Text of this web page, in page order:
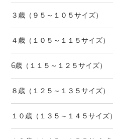
３歳（９５～１０５サイズ）
４歳（１０５～１１５サイズ）
6歳（１１５～１２５サイズ）
８歳（１２５～１３５サイズ）
１０歳（１３５～１４５サイズ）